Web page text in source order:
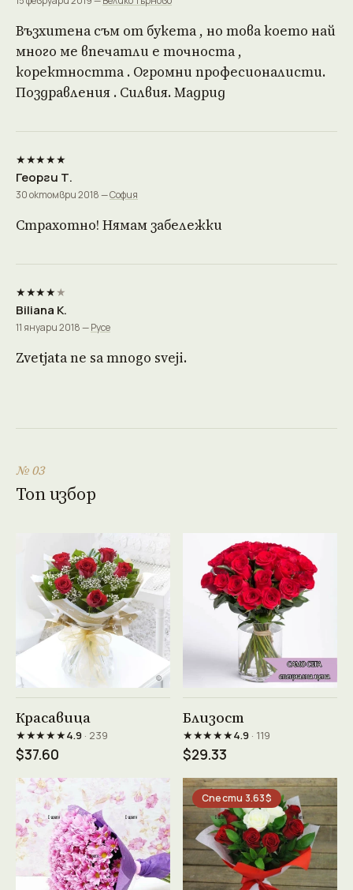
Възхитена съм от букета , но това което най
много ме впечатли е точноста ,
коректността . Огромни професионалисти.
Поздравления . Силвия. Мадрид
★★★★★
Георги Т.
30 октомври 2018 —София
Страхотно! Нямам забележки
★★★★★
Biliana K.
11 януари 2018 —Русе
Zvetjata ne sa mnogo sveji.
№ 03
Топ избор
Красавица
★★★★★4.9· 239
$37.60
Близост
★★★★★4.9· 119
$29.33
Спести 3.63$